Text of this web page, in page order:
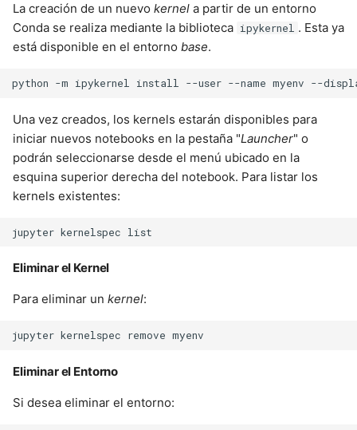
La creación de un nuevo kernel a partir de un entorno
Conda se realiza mediante la biblioteca ipykernel . Esta ya
está disponible en el entorno base.
python -m ipykernel install --user --name myenv --
Una vez creados, los kernels estarán disponibles para
iniciar nuevos notebooks en la pestaña "Launcher" o
podrán seleccionarse desde el menú ubicado en la
esquina superior derecha del notebook. Para listar los
kernels existentes:
jupyter kernelspec
Eliminar el Kernel
Para eliminar un kernel:
jupyter kernelspec remove
Eliminar el Entorno
Si desea eliminar el entorno: